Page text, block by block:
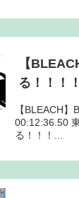
【
る！！！
【BLEACH
00:12:36.50
る！！！...